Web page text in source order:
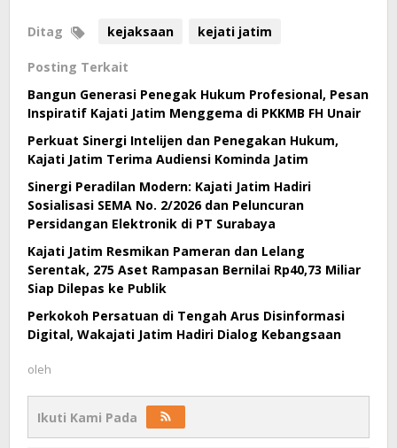
Ditag kejaksaan kejati jatim
Posting Terkait
Bangun Generasi Penegak Hukum Profesional, Pesan
Inspiratif Kajati Jatim Menggema di PKKMB FH Unair
Perkuat Sinergi Intelijen dan Penegakan Hukum,
Kajati Jatim Terima Audiensi Kominda Jatim
Sinergi Peradilan Modern: Kajati Jatim Hadiri
Sosialisasi SEMA No. 2/2026 dan Peluncuran
Persidangan Elektronik di PT Surabaya
Kajati Jatim Resmikan Pameran dan Lelang
Serentak, 275 Aset Rampasan Bernilai Rp40,73 Miliar
Siap Dilepas ke Publik
Perkokoh Persatuan di Tengah Arus Disinformasi
Digital, Wakajati Jatim Hadiri Dialog Kebangsaan
oleh
Ikuti Kami Pada